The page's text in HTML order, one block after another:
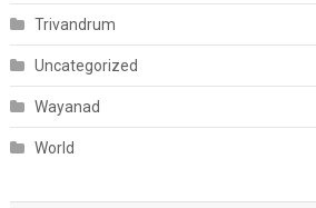
Trivandrum
Uncategorized
Wayanad
World